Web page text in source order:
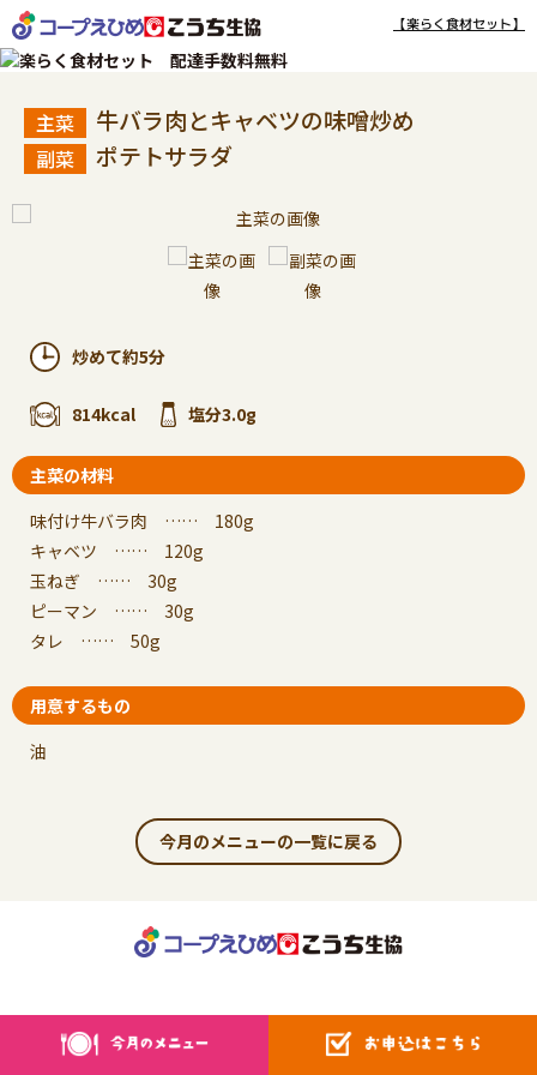
【楽らく食材セット】
牛バラ肉とキャベツの味噌炒め
ポテトサラダ
炒めて約5分
814kcal 塩分3.0g
主菜の材料
味付け牛バラ肉 …… 180g
キャベツ …… 120g
玉ねぎ …… 30g
ピーマン …… 30g
タレ …… 50g
用意するもの
油
今月のメニューの一覧に戻る